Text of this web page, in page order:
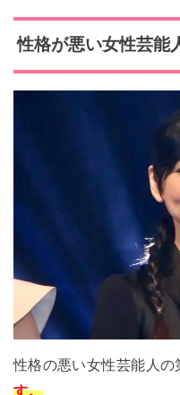
性格が悪い女性芸能
性格の悪い女性芸能人の
す。